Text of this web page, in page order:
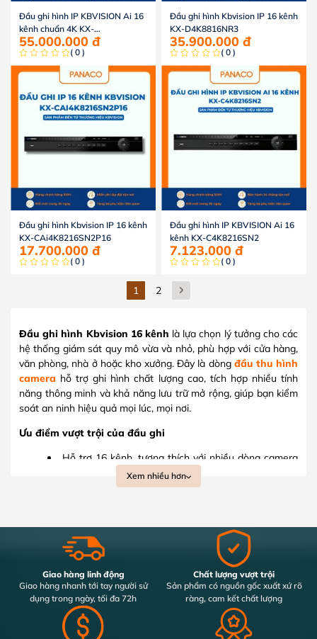
Đầu ghi hình IP KBVISION Ai 16
kênh chuẩn 4K KX-
DAi4K8216SN3P16
55.000.000 đ
( 0 )
Đầu ghi hình Kbvision IP 16 kênh
KX-D4K8816NR3
35.900.000 đ
( 0 )
Đầu ghi hình Kbvision IP 16 kênh
KX-CAi4K8216SN2P16
17.700.000 đ
( 0 )
Đầu ghi hình IP KBVISION Ai 16
kênh KX-C4K8216SN2
7.123.000 đ
( 0 )
1 2
Đầu ghi hình Kbvision 16 kênh là lựa chọn lý tưởng cho các
hệ thống giám sát quy mô vừa và nhỏ, phù hợp với cửa hàng,
văn phòng, nhà ở hoặc kho xưởng. Đây là dòng đầu thu hình
camera hỗ trợ ghi hình chất lượng cao, tích hợp nhiều tính
năng thông minh và khả năng lưu trữ mở rộng, giúp bạn kiểm
soát an ninh hiệu quả mọi lúc, mọi nơi.
Ưu điểm vượt trội của đầu ghi
Hỗ trợ 16 kênh, tương thích với nhiều dòng camera
Kbvision và các thương hiệu khác.
Công nghệ nén H.265+ giúp tiết kiệm dung lượng
Hỗ trợ xem từ xa qua điện thoại, máy tính với phần
mềm Kbvision chuyên dụng.
Tích hợp các tính năng thông minh như phát hiện
chuyển động, cảnh báo xâm nhập.
Khả năng mở rộng lưu trữ với hỗ trợ ổ cứng dung
lượng lớn.
Xem nhiều hơn
Giao hàng linh động
Giao hàng nhanh tới tay người sử
dụng trong ngày, tối đa 72h
Chất lượng vượt trội
Sản phẩm có nguồn gốc xuất xứ rõ
ràng, cam kết chất lượng